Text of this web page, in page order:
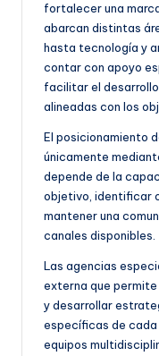
fortalecer una
abarcan distintas
hasta tecnología y
contar con apoyo
facilitar el
alineadas con los
El posicionamiento
únicamente
depende de la
objetivo, identificar
mantener una
canales disponibles.
Las agencias
externa que
y desarrollar
específicas de cada
equipos